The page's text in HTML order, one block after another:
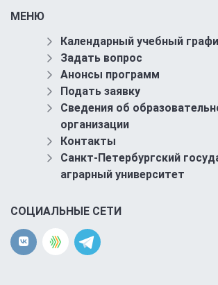
МЕНЮ
Календарный учебный
Задать вопрос
Анонсы программ
Подать заявку
Сведения об
организации
Контакты
Санкт-Петербургский
аграрный университет
СОЦИАЛЬНЫЕ СЕТИ